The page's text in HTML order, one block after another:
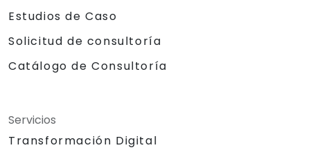
Estudios de Caso
Solicitud de consultoría
Catálogo de Consultoría
Servicios
Transformación Digital